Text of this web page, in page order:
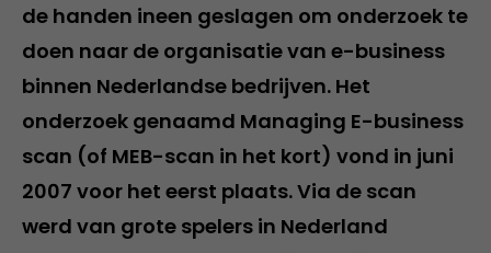
de handen ineen geslagen om onderzoek te
doen naar de organisatie van e-business
binnen Nederlandse bedrijven. Het
onderzoek genaamd Managing E-business
scan (of MEB-scan in het kort) vond in juni
2007 voor het eerst plaats. Via de scan
werd van grote spelers in Nederland